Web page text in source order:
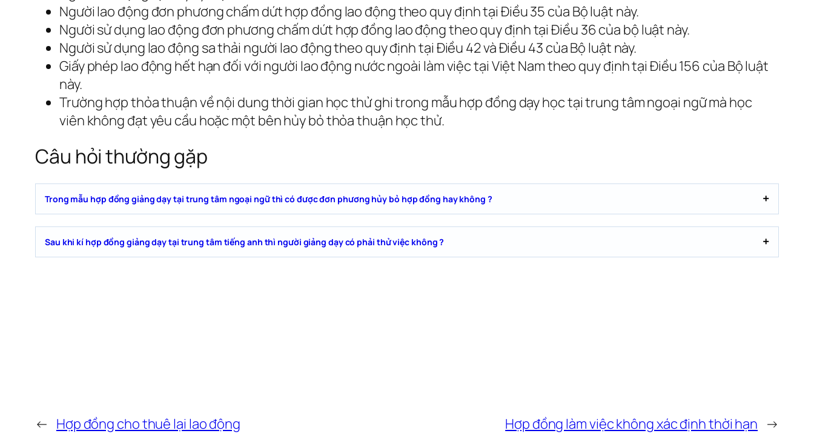
Người lao động đơn phương chấm dứt hợp đồng lao động theo quy định tại Điều 35 của Bộ luật này.
Người sử dụng lao động đơn phương chấm dứt hợp đồng lao động theo quy định tại Điều 36 của bộ luật này.
Người sử dụng lao động sa thải người lao động theo quy định tại Điều 42 và Điều 43 của Bộ luật này.
Giấy phép lao động hết hạn đối với người lao động nước ngoài làm việc tại Việt Nam theo quy định tại Điều 156 của Bộ luật
này.
Trường hợp thỏa thuận về nội dung thời gian học thử ghi trong mẫu hợp đồng dạy học tại trung tâm ngoại ngữ mà học
viên không đạt yêu cầu hoặc một bên hủy bỏ thỏa thuận học thử.
Câu hỏi thường gặp
Trong mẫu hợp đồng giảng dạy tại trung tâm ngoại ngữ thì có được đơn phương hủy bỏ hợp đồng hay không ?
Sau khi kí hợp đồng giảng dạy tại trung tâm tiếng anh thì người giảng dạy có phải thử việc không ?
← Hợp đồng cho thuê lại lao động Hợp đồng làm việc không xác định thời hạn →